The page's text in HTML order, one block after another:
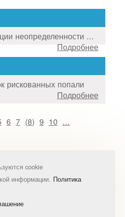
неопределенности ...
Подробнее
рискованных попали
Подробнее
6 7 (8) 9 10 ...
cookie
информации. Политика